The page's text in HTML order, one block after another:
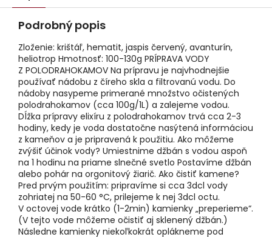
Podrobný popis
Zloženie: krištáľ, hematit, jaspis červený, avanturín,
heliotrop Hmotnosť: 100-130g PRÍPRAVA VODY
Z POLODRAHOKAMOV Na prípravu je najvhodnejšie
používať nádobu z číreho skla a filtrovanú vodu. Do
nádoby nasypeme primerané množstvo očistených
polodrahokamov (cca 100g/1L) a zalejeme vodou.
Dĺžka prípravy elixíru z polodrahokamov trvá cca 2-3
hodiny, kedy je voda dostatočne nasýtená informáciou
z kameňov a je pripravená k použitiu. Ako môžeme
zvýšiť účinok vody? Umiestnime džbán s vodou aspoň
na 1 hodinu na priame slnečné svetlo Postavíme džbán
alebo pohár na orgonitový žiarič. Ako čistiť kamene?
Pred prvým použitím: pripravíme si cca 3dcl vody
zohriatej na 50-60 °C, prilejeme k nej 3dcl octu.
V octovej vode krátko (1-2min) kamienky „preperieme“.
(V tejto vode môžeme očistiť aj sklenený džbán.)
Následne kamienky niekoľkokrát oplákneme pod